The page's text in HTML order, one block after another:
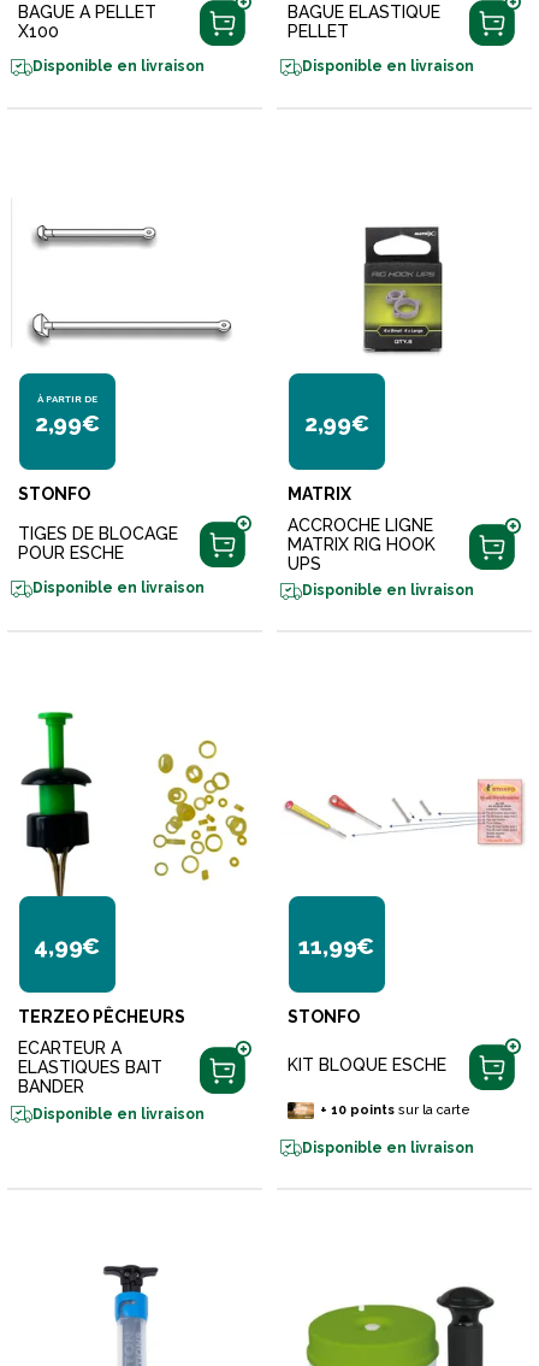
BAGUE A PELLET
X100
Disponible en livraison
BAGUE ELASTIQUE
PELLET
Disponible en livraison
À PARTIR DE
2,99€
STONFO
TIGES DE BLOCAGE
POUR ESCHE
Disponible en livraison
2,99€
MATRIX
ACCROCHE LIGNE
MATRIX RIG HOOK
UPS
Disponible en livraison
4,99€
TERZEO PÊCHEURS
ECARTEUR A
ELASTIQUES BAIT
BANDER
Disponible en livraison
11,99€
STONFO
KIT BLOQUE ESCHE
+ 10pointssur la carte
Disponible en livraison